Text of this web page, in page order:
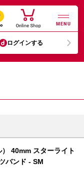
MENU
ログインする
40mm スターライト
バンド - SM